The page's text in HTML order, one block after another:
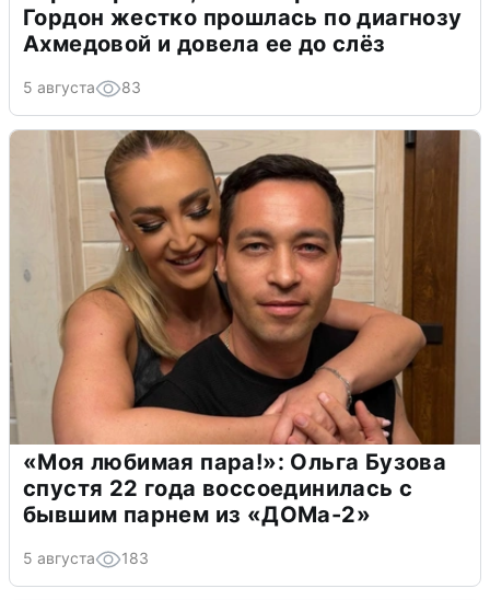
Гордон жестко прошлась по диагнозу
Ахмедовой и довела ее до слёз
5 августа 83
«Моя любимая пара!»: Ольга Бузова
спустя 22 года воссоединилась с
бывшим парнем из «ДОМа-2»
5 августа 183